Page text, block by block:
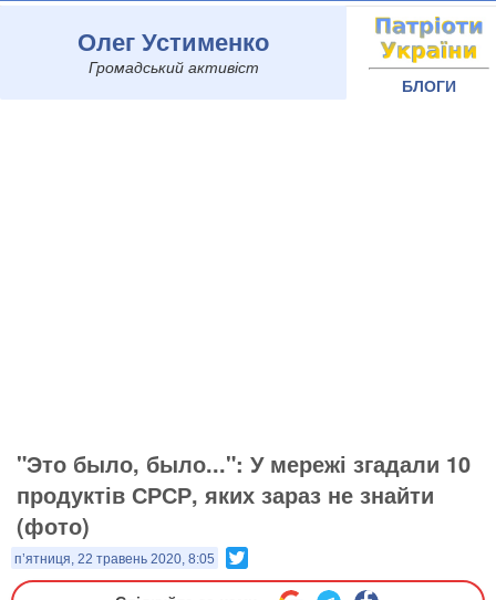
Олег Устименко
Громадський активіст
БЛОГИ
"Это было, было...": У мережі згадали 10
продуктів СРСР, яких зараз не знайти
(фото)
п’ятниця, 22 травень 2020, 8:05